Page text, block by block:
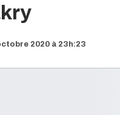
2020 à 23h:23